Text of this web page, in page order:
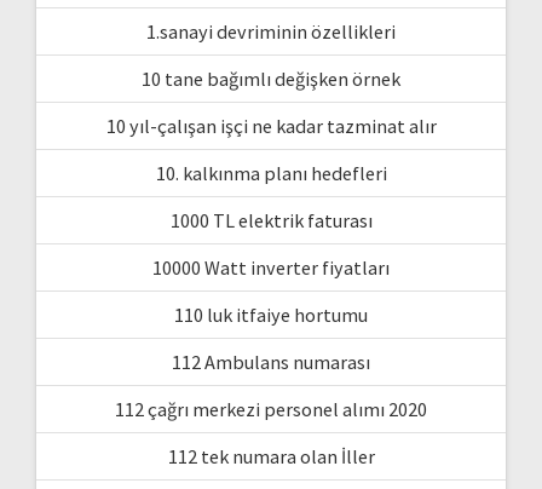
1.sanayi devriminin özellikleri
10 tane bağımlı değişken örnek
10 yıl-çalışan işçi ne kadar tazminat alır
10. kalkınma planı hedefleri
1000 TL elektrik faturası
10000 Watt inverter fiyatları
110 luk itfaiye hortumu
112 Ambulans numarası
112 çağrı merkezi personel alımı 2020
112 tek numara olan İller